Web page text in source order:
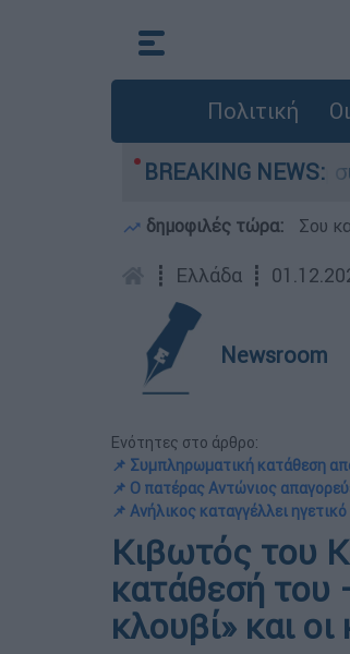
Πολιτική
BREAKING NEWS:
τη ζωή του στη σύγκρουση
δημοφιλές τώρα: Σου
┋ Ελλάδα ┋
Newsroom
Ενότητες στο άρθρο:
📌 Συμπληρωματική κατάθεση
📌 Ο πατέρας Αντώνιος
📌 Ανήλικος καταγγέλλει
Κιβωτός του
κατάθεσή του
κλουβί» και